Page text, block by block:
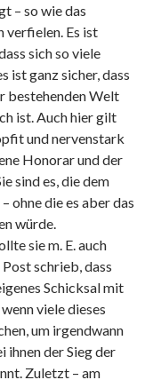
– so wie das
verfielen. Es ist
sich so viele
ist ganz sicher, dass
bestehenden Welt
ist. Auch hier gilt
und nervenstark
Honorar und der
sind es, die dem
ohne die es aber das
würde.
sie m. E. auch
schrieb, dass
Schicksal mit
viele dieses
um irgendwann
ihnen der Sieg der
Zuletzt – am